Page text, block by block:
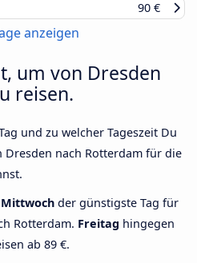
90 €
anzeigen
um von Dresden
reisen.
und zu welcher Tageszeit Du
nach Rotterdam für die
Mittwoch der günstigste Tag für
Rotterdam. Freitag hingegen
ab 89 €.